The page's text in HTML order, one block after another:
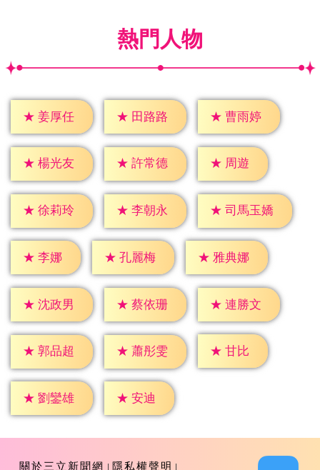
熱門人物
★ 姜厚任 ★ 田路路 ★ 曹雨婷
★ 楊光友 ★ 許常德 ★ 周遊
★ 徐莉玲 ★ 李朝永 ★ 司馬玉嬌
★ 李娜 ★ 孔麗梅 ★ 雅典娜
★ 沈政男 ★ 蔡依珊 ★ 連勝文
★ 郭品超 ★ 蕭彤雯 ★ 甘比
★ 劉鑾雄 ★ 安迪
關於三立新聞網 隱私權聲明